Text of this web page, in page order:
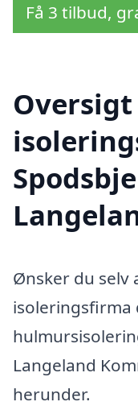
Få 3 tilbud,
Ønsker du selv
isoleringsfirma
Langeland
herunder.